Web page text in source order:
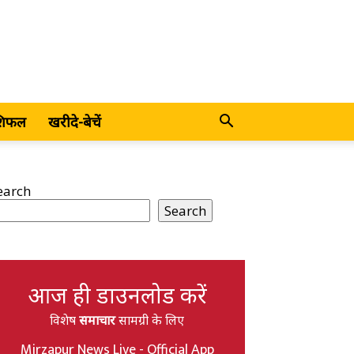
खरीदे-बेचें
Search
आज ही डाउनलोड करें
विशेषसमाचारसामग्री के लिए